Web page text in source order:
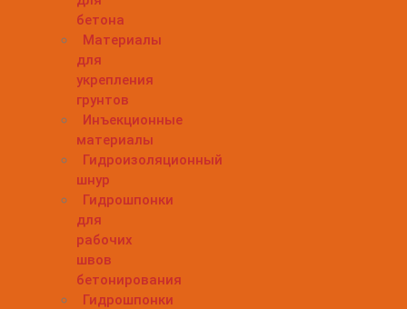
бетона
Материалы
для
укрепления
грунтов
Инъекционные
материалы
Гидроизоляционный
шнур
Гидрошпонки
для
рабочих
швов
бетонирования
Гидрошпонки